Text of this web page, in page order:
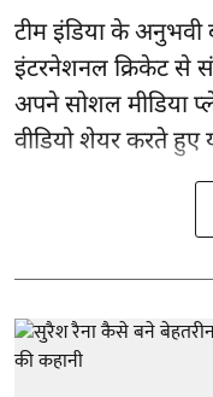
टीम इंडिया के
इंटरनेशनल क्रिकेट से
अपने सोशल मीडिया
वीडियो शेयर करते हुए